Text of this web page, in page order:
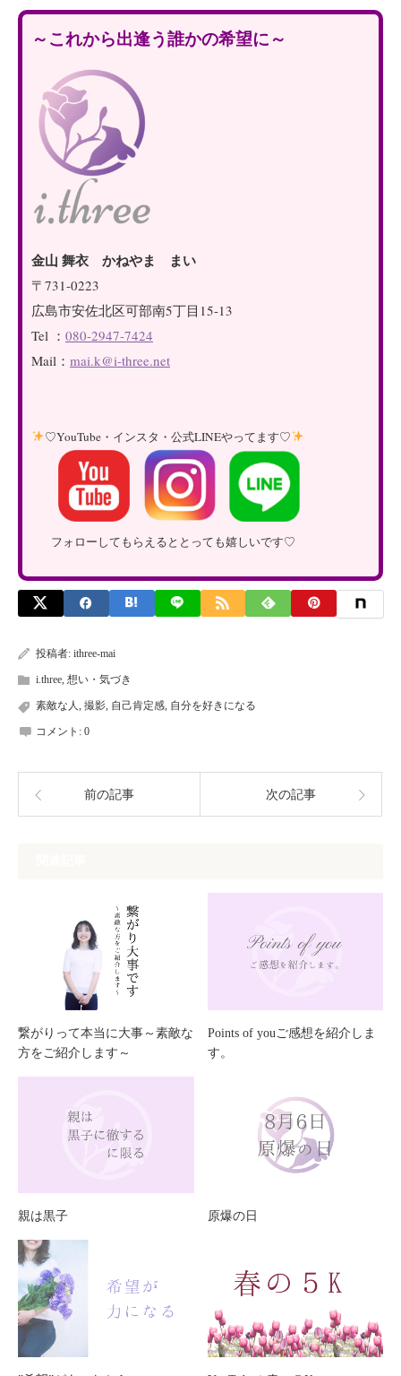
～これから出逢う誰かの希望に～
金山 舞衣 かねやま まい
〒731-0223
広島市安佐北区可部南5丁目15-13
Tel ： 080-2947-7424
Mail： mai.k@i-three.net
♡YouTube・インスタ・公式LINEやってます♡
フォローしてもらえるととっても嬉しいです♡
投稿者: ithree-mai
i.three 想い・気づき
素敵な人 撮影 自己肯定感 自分を好きになる
コメント: 0
前の記事 次の記事
繋がりって本当に大事～素敵な
方をご紹介します～
Points of youご感想を紹介しま
す。
親は黒子 原爆の日